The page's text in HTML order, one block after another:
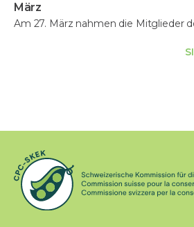
März
Am 27. März nahmen die Mitglieder